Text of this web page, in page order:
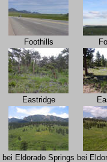
Foothills
Eastridge
bei Eldorado Springs bei